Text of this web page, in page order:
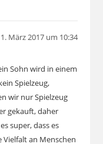
März 2017 um 10:34
Sohn wird in einem
Spielzeug,
wir nur Spielzeug
gekauft, daher
super, dass es
Vielfalt an Menschen